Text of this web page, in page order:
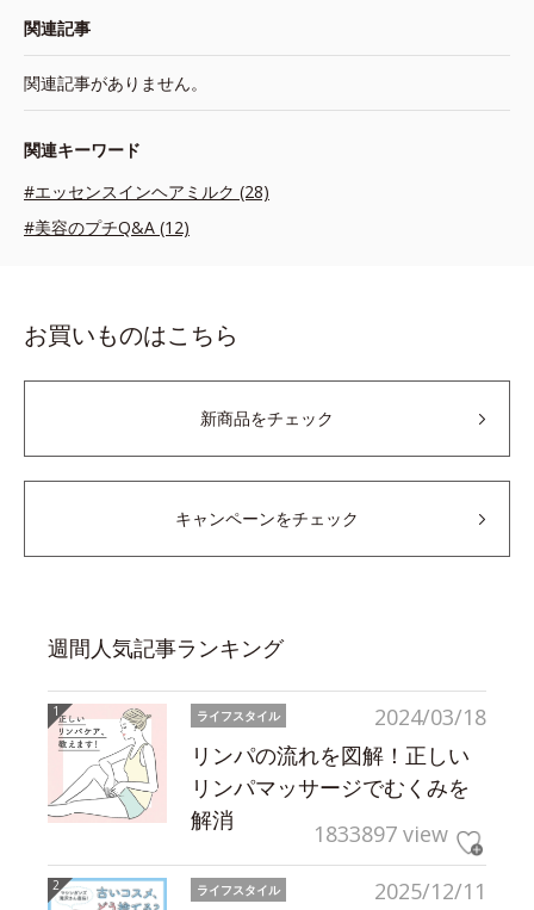
関連記事
関連記事がありません。
関連キーワード
#エッセンスインヘアミルク (28)
#美容のプチQ&A (12)
お買いものはこちら
新商品をチェック
キャンペーンをチェック
週間人気記事ランキング
2024/03/18
ライフスタイル
リンパの流れを図解！正しい
リンパマッサージでむくみを
解消
1833897 view
2025/12/11
ライフスタイル